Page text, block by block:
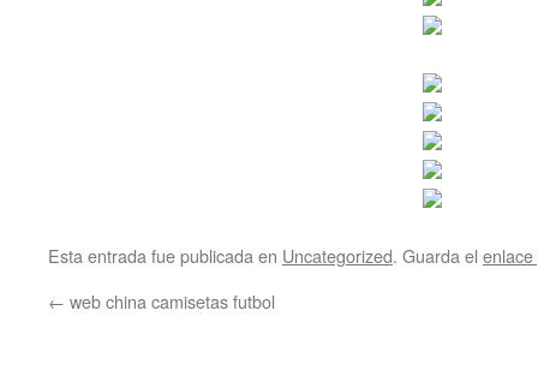
Esta entrada fue publicada en Uncategorized. Guarda el
← web china camisetas futbol